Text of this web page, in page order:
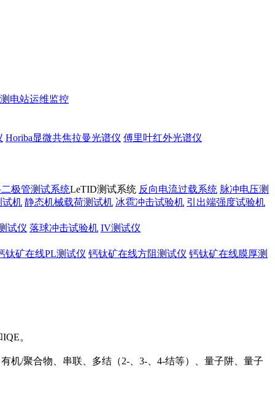
电站运维监控
Horiba显微共焦拉曼光谱仪 傅里叶红外光谱仪
极管测试系统LeTID测试系统 反向电流过载系统 脉冲电压测
试机 静态机械载荷测试机 冰雹冲击试验机 引出端强度试验机
试仪 落球冲击试验机 IV测试仪
钛矿在线PL测试仪 钙钛矿在线方阻测试仪 钙钛矿在线膜厚测
。
机/聚合物、串联、多结（2-、3-、4-结等）、量子阱、量子